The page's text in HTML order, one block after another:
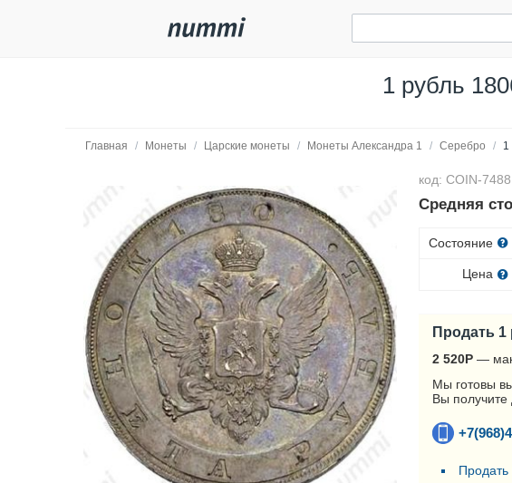
1 рубль
Главная / Монеты / Царские монеты / Монеты Александра 1 / Серебро / 1
код: COIN-7488
Средняя
Состояние
Цена
Продать 1
2 520Р —
Мы готовы
Вы получите